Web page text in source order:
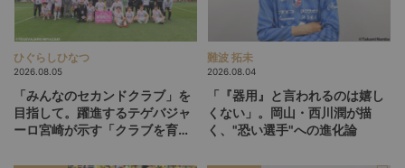
ひぐらしひなつ
2026.08.05
「みんなのセカンドクラブ」を
目指して。躍進するテゲバジャ
ーロ宮崎が示す「クラブを育て
難波 拓未
2026.08.04
「『器用』と言われるのは嬉し
くない」。岡山・西川潤が描
く、"恐い選手"への進化論